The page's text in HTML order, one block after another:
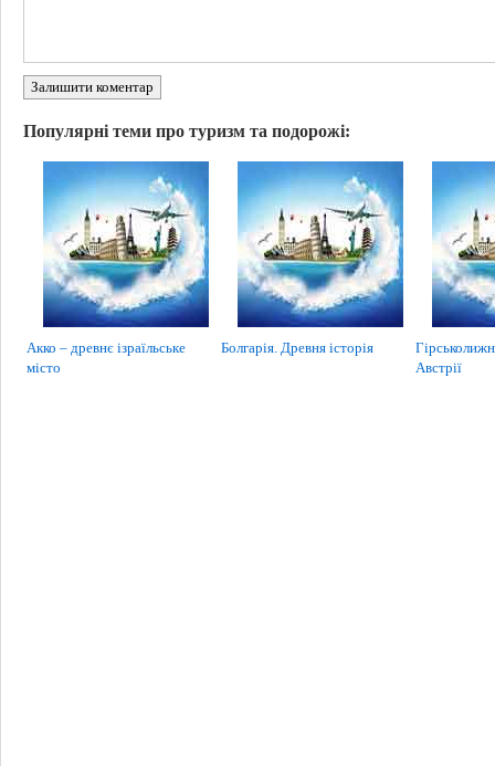
Залишити коментар
Популярні теми про туризм та подорожі:
Акко – древнє ізраїльське
місто
Болгарія. Древня історія
Австрії